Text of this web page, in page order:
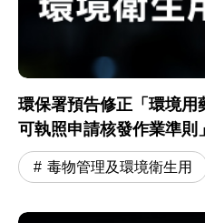
環保署預告修正「環境用
可執照申請核發作業準則」
毒物管理及環境衛生用